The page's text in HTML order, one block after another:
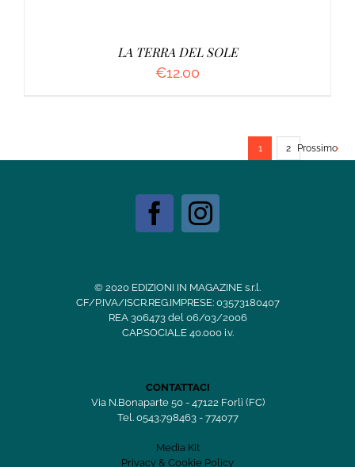
LA TERRA DEL SOLE
€12.00
1 2 Prossimo
© 2020 EDIZIONI IN MAGAZINE s.r.l.
CF/P.IVA/ISCR.REG.IMPRESE: 03573180407
REA 306473 del 06/03/2006
CAP.SOCIALE 40.000 i.v.
CONTATTACI
Via N.Bonaparte 50 - 47122 Forlì (FC)
Tel. 0543.798463 - 774077
Media Kit
Privacy & Cookie Policy